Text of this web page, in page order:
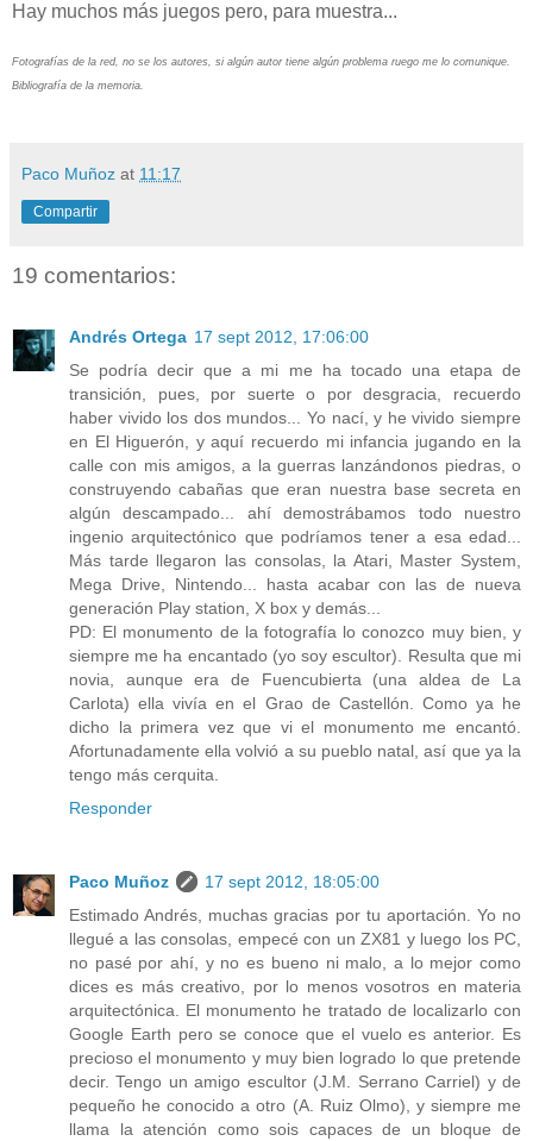
Hay muchos más juegos pero, para muestra...
Fotografías de la red, no se los autores, si algún autor tiene algún problema ruego me lo comunique.
Bibliografía de la memoria.
Paco Muñoz at 11:17
Compartir
19 comentarios:
Andrés Ortega 17 sept 2012, 17:06:00
Se podría decir que a mi me ha tocado una etapa de
transición, pues, por suerte o por desgracia, recuerdo
haber vivido los dos mundos... Yo nací, y he vivido siempre
en El Higuerón, y aquí recuerdo mi infancia jugando en la
calle con mis amigos, a la guerras lanzándonos piedras, o
construyendo cabañas que eran nuestra base secreta en
algún descampado... ahí demostrábamos todo nuestro
ingenio arquitectónico que podríamos tener a esa edad...
Más tarde llegaron las consolas, la Atari, Master System,
Mega Drive, Nintendo... hasta acabar con las de nueva
generación Play station, X box y demás...
PD: El monumento de la fotografía lo conozco muy bien, y
siempre me ha encantado (yo soy escultor). Resulta que mi
novia, aunque era de Fuencubierta (una aldea de La
Carlota) ella vivía en el Grao de Castellón. Como ya he
dicho la primera vez que vi el monumento me encantó.
Afortunadamente ella volvió a su pueblo natal, así que ya la
tengo más cerquita.
Responder
Paco Muñoz
17 sept 2012, 18:05:00
Estimado Andrés, muchas gracias por tu aportación. Yo no
llegué a las consolas, empecé con un ZX81 y luego los PC,
no pasé por ahí, y no es bueno ni malo, a lo mejor como
dices es más creativo, por lo menos vosotros en materia
arquitectónica. El monumento he tratado de localizarlo con
Google Earth pero se conoce que el vuelo es anterior. Es
precioso el monumento y muy bien logrado lo que pretende
decir. Tengo un amigo escultor (J.M. Serrano Carriel) y de
pequeño he conocido a otro (A. Ruiz Olmo), y siempre me
llama la atención como sois capaces de un bloque de